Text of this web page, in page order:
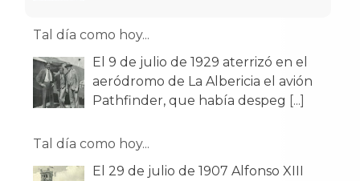
Tal día como hoy...
El 9 de julio de 1929 aterrizó en el
aeródromo de La Albericia el avión
Pathfinder, que había despeg [...]
Tal día como hoy...
El 29 de julio de 1907 Alfonso XIII